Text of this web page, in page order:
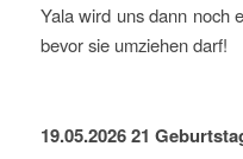
Yala wird uns dann noch
bevor sie umziehen darf!
19.05.2026 21